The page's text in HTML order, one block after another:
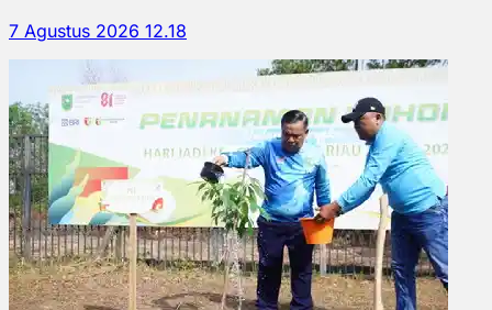
7 Agustus 2026 12.18